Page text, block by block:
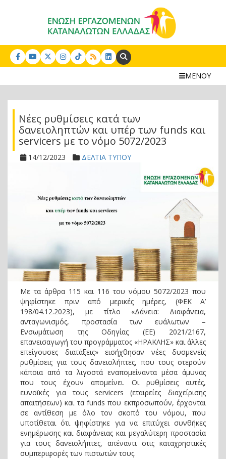
Search:
ΜΕΝΟΥ
Νέες ρυθμίσεις κατά των
δανειοληπτών και υπέρ των funds και
servicers με το νόμο 5072/2023
14/12/2023 ΔΕΛΤΙΑ ΤΥΠΟΥ
Με τα άρθρα 115 και 116 του νόμου 5072/2023 που
ψηφίστηκε πριν από μερικές ημέρες, (ΦΕΚ Α’
198/04.12.2023), με τίτλο «Δάνεια: Διαφάνεια,
ανταγωνισμός, προστασία των ευάλωτων –
Ενσωμάτωση της Οδηγίας (ΕΕ) 2021/2167,
επανεισαγωγή του προγράμματος «ΗΡΑΚΛΗΣ» και άλλες
επείγουσες διατάξεις» εισήχθησαν νέες δυσμενείς
ρυθμίσεις για τους δανειολήπτες, που τους στερούν
κάποια από τα λιγοστά εναπομείναντα μέσα άμυνας
που τους έχουν απομείνει. Οι ρυθμίσεις αυτές,
ευνοϊκές για τους servicers (εταιρείες διαχείρισης
απαιτήσεων) και τα funds που εκπροσωπούν, έρχονται
σε αντίθεση με όλο τον σκοπό του νόμου, που
υποτίθεται ότι ψηφίστηκε για να επιτύχει συνθήκες
ενημέρωσης και διαφάνειας και μεγαλύτερη προστασία
για τους δανειολήπτες, απέναντι στις καταχρηστικές
συμπεριφορές των πιστωτών τους.